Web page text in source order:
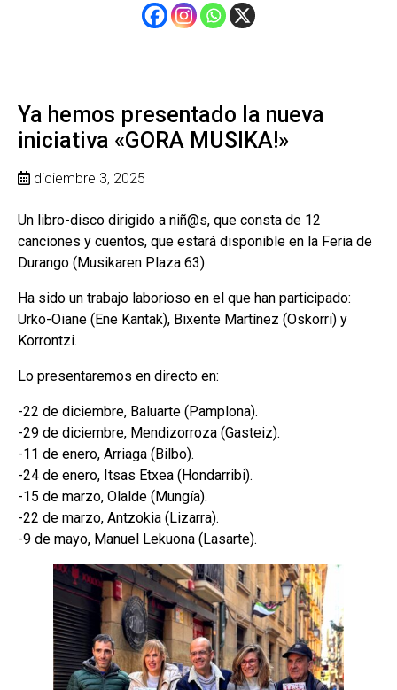
Ya hemos presentado la nueva
iniciativa «GORA MUSIKA!»
diciembre 3, 2025
Un libro-disco dirigido a niñ@s, que consta de 12
canciones y cuentos, que estará disponible en la Feria de
Durango (Musikaren Plaza 63).
Ha sido un trabajo laborioso en el que han participado:
Urko-Oiane (Ene Kantak), Bixente Martínez (Oskorri) y
Korrontzi.
Lo presentaremos en directo en:
-22 de diciembre, Baluarte (Pamplona).
-29 de diciembre, Mendizorroza (Gasteiz).
-11 de enero, Arriaga (Bilbo).
-24 de enero, Itsas Etxea (Hondarribi).
-15 de marzo, Olalde (Mungía).
-22 de marzo, Antzokia (Lizarra).
-9 de mayo, Manuel Lekuona (Lasarte).